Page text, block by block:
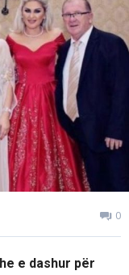
0
e dashur për